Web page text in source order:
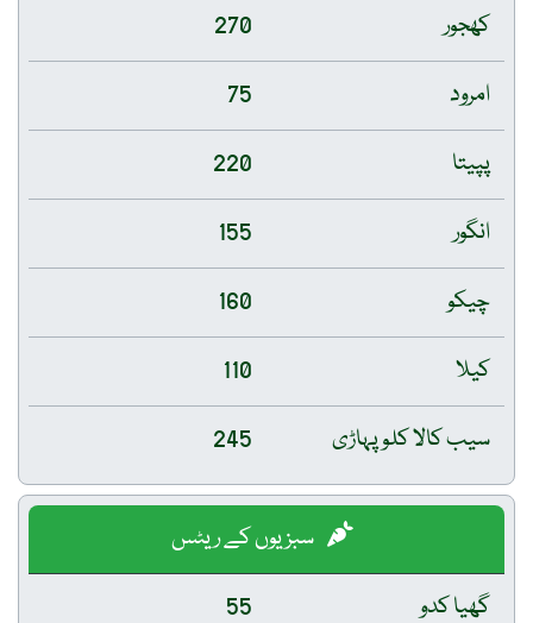
کھجور
270
امرود
75
پپیتا
220
انگور
155
چیکو
160
کیلا
110
سیب کالا کلو پہاڑی
245
سبزیوں کے ریٹس
گھیا کدو
55